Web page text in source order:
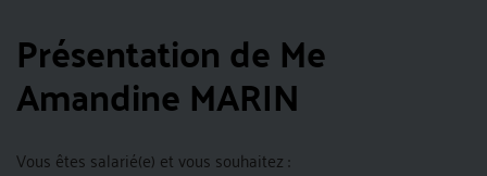
Présentation de Me
Amandine MARIN
Vous êtes salarié(e) et vous souhaitez :